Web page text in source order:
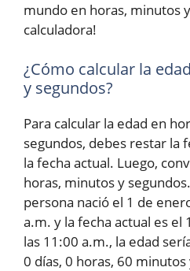
mundo en horas, minutos
calculadora!
¿Cómo calcular la
y segundos?
Para calcular la edad en
segundos, debes restar la
la fecha actual. Luego,
horas, minutos y
persona nació el 1 de
a.m. y la fecha actual es el
las 11:00 a.m., la edad
0 días, 0 horas, 60 minutos